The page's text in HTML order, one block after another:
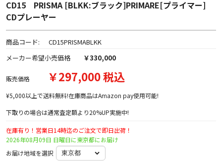
CD15 PRISMA [BLKK:ブラック]PRIMARE[プライマー]
CDプレーヤー
商品コード:
CD15PRISMABLKK
メーカー希望小売価格
￥330,000
販売価格 ￥297,000 税込
¥5,000以上で送料無料!在庫商品はAmazon pay使用可能!
下取りの場合は通常査定額より20%UP実施中!
在庫有り！営業日14時迄のご注文で即日出荷！
2026年08月09日 日曜日に東京都にお届け
お届け地域を選択